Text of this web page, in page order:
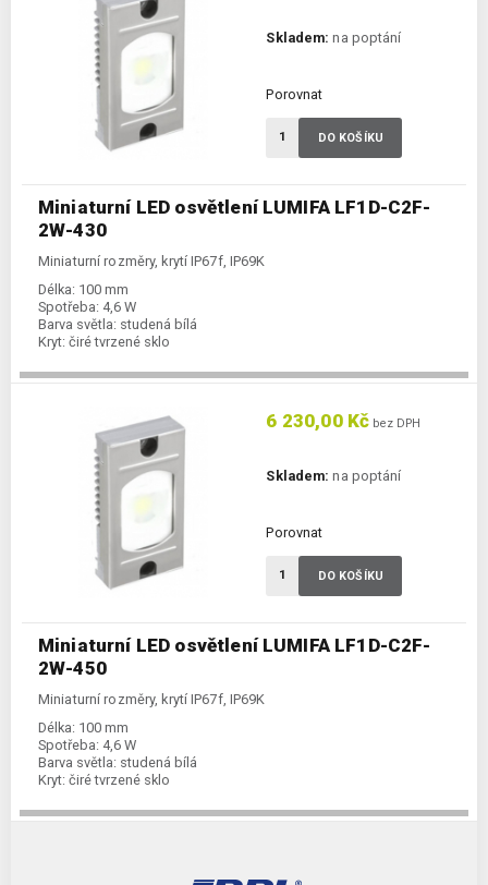
Miniaturní LED osvětlení LUMIFA LF1D-C2F-
2W-430
Miniaturní rozměry, krytí IP67f, IP69K
Délka: 100 mm
Spotřeba: 4,6 W
Barva světla: studená bílá
Kryt: čiré tvrzené sklo
Skladem: na poptání
Porovnat
DO KOŠÍKU
Miniaturní LED osvětlení LUMIFA LF1D-C2F-
2W-450
Miniaturní rozměry, krytí IP67f, IP69K
Délka: 100 mm
Spotřeba: 4,6 W
Barva světla: studená bílá
Kryt: čiré tvrzené sklo
6 230,00 Kč bez DPH
Skladem: na poptání
Porovnat
DO KOŠÍKU